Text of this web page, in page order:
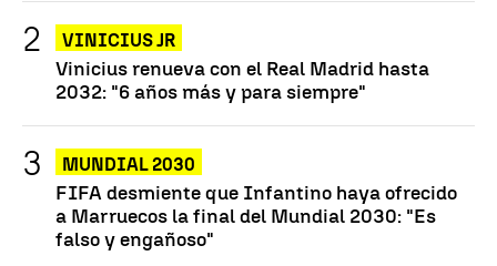
VINICIUS JR
Vinicius renueva con el Real Madrid hasta
2032: "6 años más y para siempre"
MUNDIAL 2030
FIFA desmiente que Infantino haya ofrecido
a Marruecos la final del Mundial 2030: "Es
falso y engañoso"